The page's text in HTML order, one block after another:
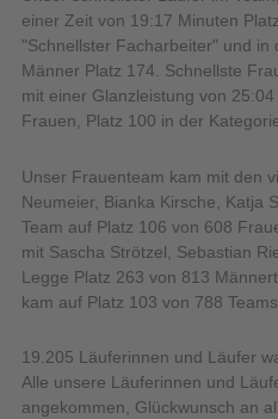
einer Zeit von 19:17 Minuten
"Schnellster Facharbeiter" und in
Männer Platz 174. Schnellste
mit einer Glanzleistung von
Frauen, Platz 100 in der
Unser Frauenteam kam mit den
Neumeier, Bianka Kirsche, Katja
Team auf Platz 106 von 608
mit Sascha Strötzel, Sebastian
Legge Platz 263 von 813
kam auf Platz 103 von 788
19.205 Läuferinnen und Läufer
Alle unsere Läuferinnen und
angekommen, Glückwunsch an